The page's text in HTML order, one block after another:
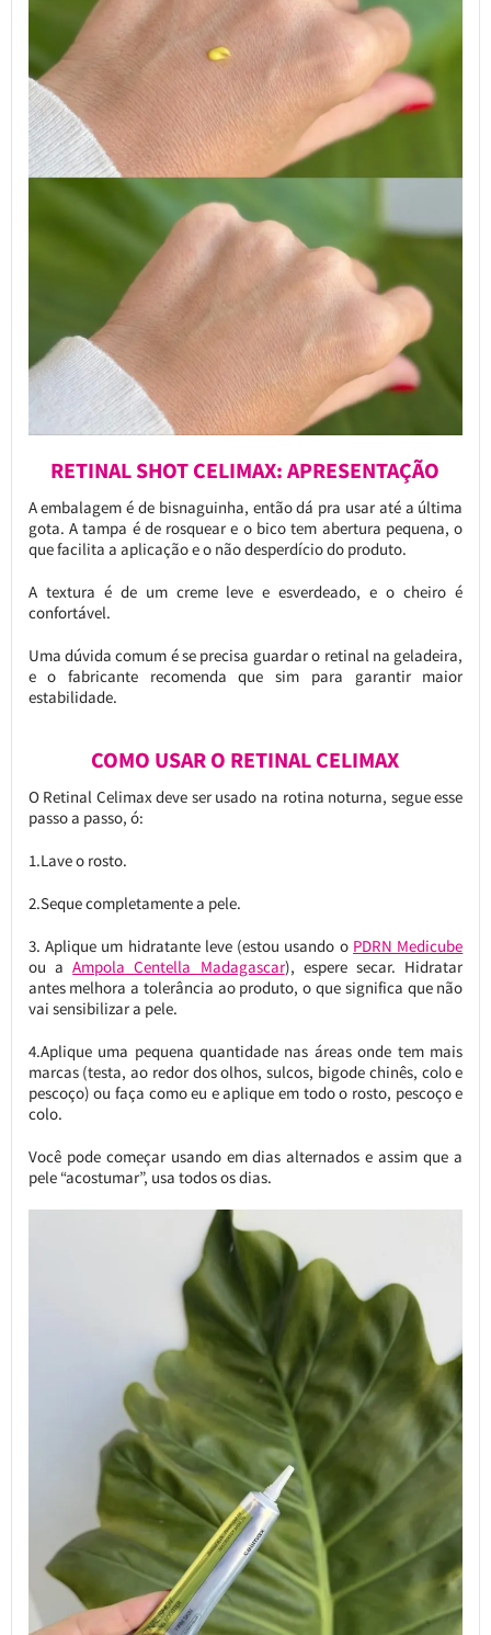
RETINAL SHOT CELIMAX: APRESENTAÇÃO
A embalagem é de bisnaguinha, então dá pra usar até a última
gota. A tampa é de rosquear e o bico tem abertura pequena, o
que facilita a aplicação e o não desperdício do produto.
A textura é de um creme leve e esverdeado, e o cheiro é
confortável.
Uma dúvida comum é se precisa guardar o retinal na geladeira,
e o fabricante recomenda que sim para garantir maior
estabilidade.
COMO USAR O RETINAL CELIMAX
O Retinal Celimax deve ser usado na rotina noturna, segue esse
passo a passo, ó:
1.Lave o rosto.
2.Seque completamente a pele.
3. Aplique um hidratante leve (estou usando o PDRN Medicube
ou aAmpola Centella Madagascar), espere secar. Hidratar
antes melhora a tolerância ao produto, o que significa que não
vai sensibilizar a pele.
4.Aplique uma pequena quantidade nas áreas onde tem mais
marcas (testa, ao redor dos olhos, sulcos, bigode chinês, colo e
pescoço) ou faça como eu e aplique em todo o rosto, pescoço e
colo.
Você pode começar usando em dias alternados e assim que a
pele “acostumar”, usa todos os dias.